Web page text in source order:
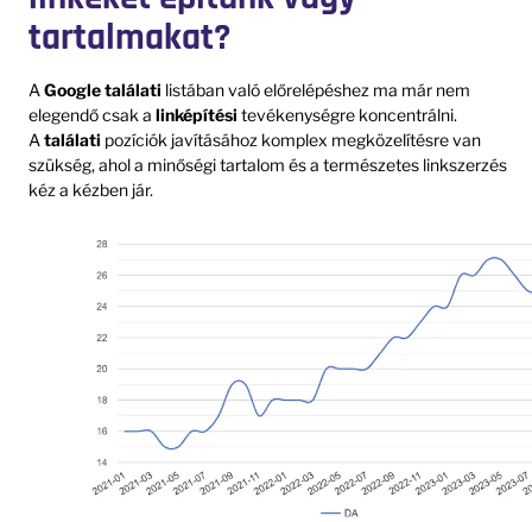
tartalmakat?
AGoogle találati listában való előrelépéshez ma már nem
elegendő csak a linképítési tevékenységre koncentrálni.
Atalálati pozíciók javításához komplex megközelítésre van
szükség, ahol a minőségi tartalom és a természetes linkszerzés
kéz a kézben jár.